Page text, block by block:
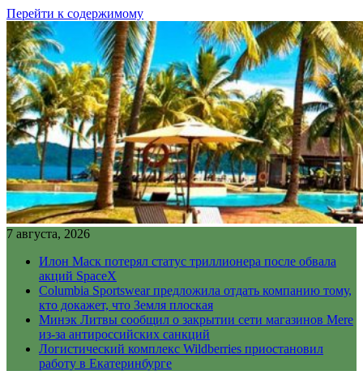
Перейти к содержимому
7 августа, 2026
Илон Маск потерял статус триллионера после обвала
акций SpaceX
Columbia Sportswear предложила отдать компанию тому,
кто докажет, что Земля плоская
Минэк Литвы сообщил о закрытии сети магазинов Mere
из-за антироссийских санкций
Логистический комплекс Wildberries приостановил
работу в Екатеринбурге